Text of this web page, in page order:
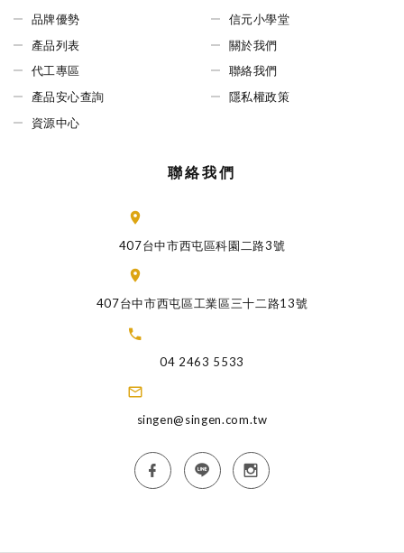
品牌優勢
產品列表
代工專區
產品安心查詢
資源中心
信元小學堂
關於我們
聯絡我們
隱私權政策
聯絡我們
407台中市西屯區科園二路3號
407台中市西屯區工業區三十二路13號
04 2463 5533
singen@singen.com.tw